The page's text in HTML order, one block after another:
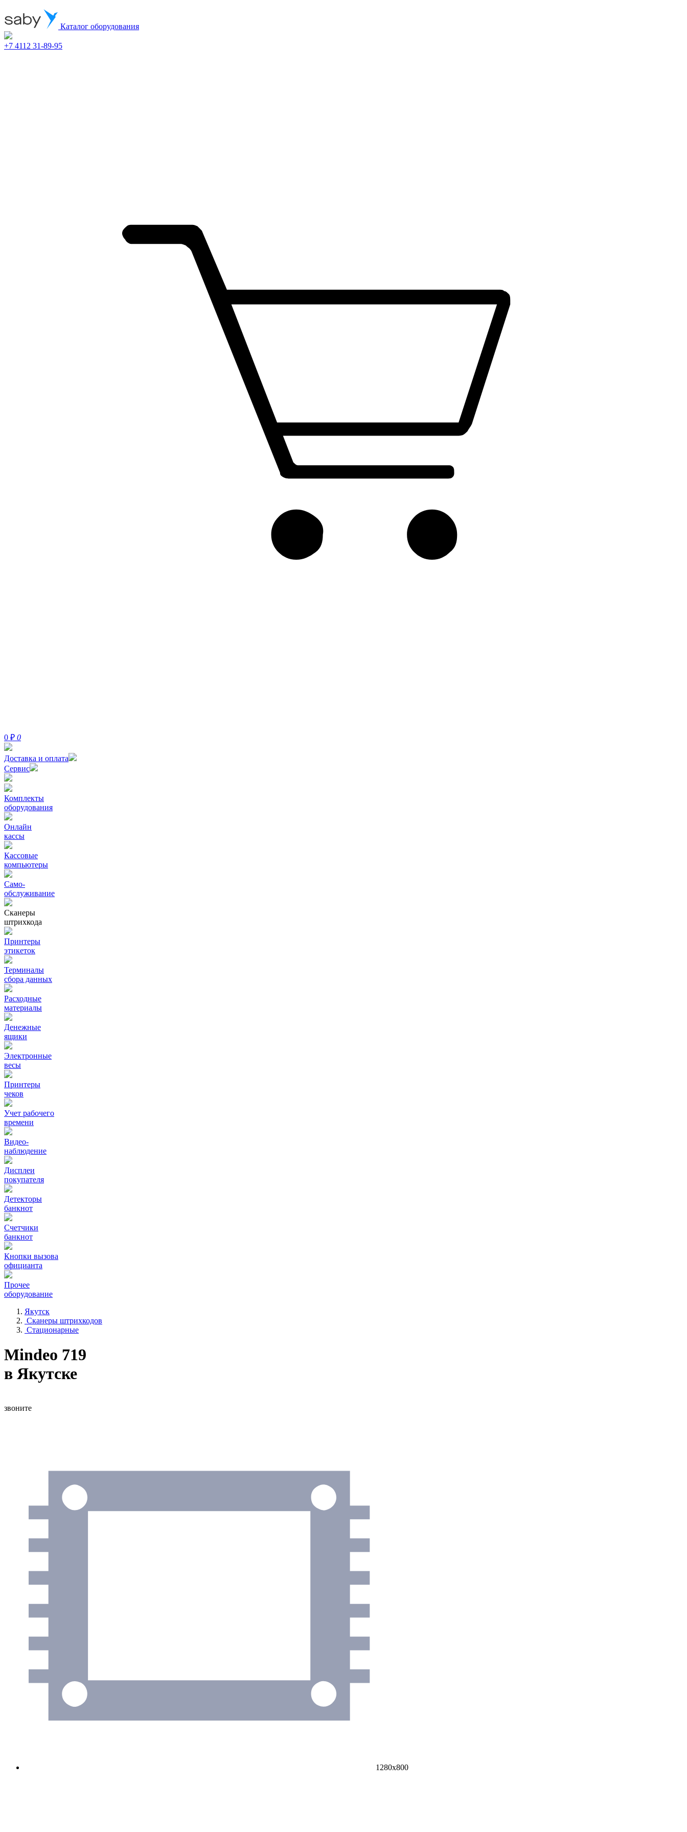
Каталог оборудования
+7 4112 31-89-95
0 ₽ 0
Доставка и оплата
Сервис
Комплекты
оборудования
Онлайн
кассы
Кассовые
компьютеры
Само-
обслуживание
Сканеры
штрихкода
Принтеры
этикеток
Терминалы
сбора данных
Расходные
материалы
Денежные
ящики
Электронные
весы
Принтеры
чеков
Учет рабочего
времени
Видео‑
наблюдение
Дисплеи
покупателя
Детекторы
банкнот
Счетчики
банкнот
Кнопки вызова
официанта
Прочее
оборудование
Якутск
Сканеры штрихкодов
Стационарные
Mindeo 719
в Якутске
звоните
1280х800